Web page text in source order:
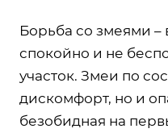
Борьба со змеями –
спокойно и не
участок. Змеи по
дискомфорт, но и
безобидная на